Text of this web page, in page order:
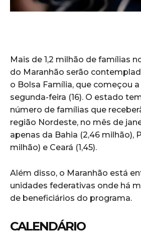
Mais de 1,2 milhão de famílias
do Maranhão serão
o Bolsa Família, que começou
segunda-feira (16). O estado
número de famílias que
região Nordeste, no mês de
apenas da Bahia (2,46 milhão),
milhão) e Ceará (1,45).
Além disso, o Maranhão está
unidades federativas onde há
de beneficiários do programa.
CALENDÁRIO